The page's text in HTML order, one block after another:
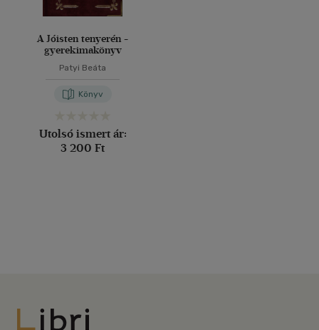
A Jóisten tenyerén -
gyerekimakönyv
Patyi Beáta
Könyv
Utolsó ismert ár:
3 200 Ft
Libri